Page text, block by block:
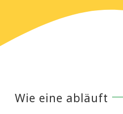
Wie eine abläuft